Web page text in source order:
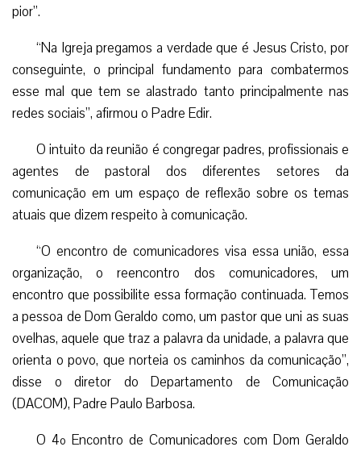
pior”.
“Na Igreja pregamos a verdade que é Jesus Cristo, por
conseguinte, o principal fundamento para combatermos
esse mal que tem se alastrado tanto principalmente nas
redes sociais”, afirmou o Padre Edir.
O intuito da reunião é congregar padres, profissionais e
agentes de pastoral dos diferentes setores da
comunicação em um espaço de reflexão sobre os temas
atuais que dizem respeito à comunicação.
“O encontro de comunicadores visa essa união, essa
organização, o reencontro dos comunicadores, um
encontro que possibilite essa formação continuada. Temos
a pessoa de Dom Geraldo como, um pastor que uni as suas
ovelhas, aquele que traz a palavra da unidade, a palavra que
orienta o povo, que norteia os caminhos da comunicação”,
disse o diretor do Departamento de Comunicação
(DACOM), Padre Paulo Barbosa.
O 4º Encontro de Comunicadores com Dom Geraldo